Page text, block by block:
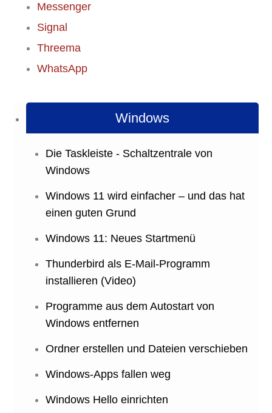
Windows
Die Taskleiste - Schaltzentrale von
Windows
Windows 11 wird einfacher – und das hat
einen guten Grund
Windows 11: Neues Startmenü
Thunderbird als E-Mail-Programm
installieren (Video)
Programme aus dem Autostart von
Windows entfernen
Ordner erstellen und Dateien verschieben
Windows-Apps fallen weg
Windows Hello einrichten
Messenger
Signal
Threema
WhatsApp